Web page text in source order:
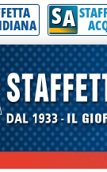
interamente la
SA